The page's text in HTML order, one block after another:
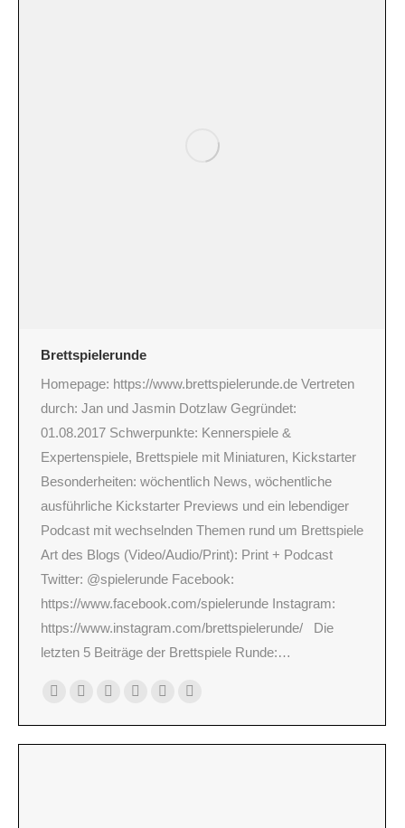
Brettspielerunde
Homepage: https://www.brettspielerunde.de Vertreten
durch: Jan und Jasmin Dotzlaw Gegründet:
01.08.2017 Schwerpunkte: Kennerspiele &
Expertenspiele, Brettspiele mit Miniaturen, Kickstarter
Besonderheiten: wöchentlich News, wöchentliche
ausführliche Kickstarter Previews und ein lebendiger
Podcast mit wechselnden Themen rund um Brettspiele
Art des Blogs (Video/Audio/Print): Print + Podcast
Twitter: @spielerunde Facebook:
https://www.facebook.com/spielerunde Instagram:
https://www.instagram.com/brettspielerunde/ Die
letzten 5 Beiträge der Brettspiele Runde:…
Blog
/
mail